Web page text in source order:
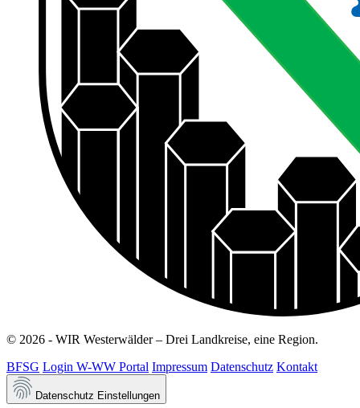
© 2026 - WIR Westerwälder – Drei Landkreise, eine Region.
BFSG Login W-WW Portal Impressum Datenschutz Kontakt
Datenschutz Einstellungen